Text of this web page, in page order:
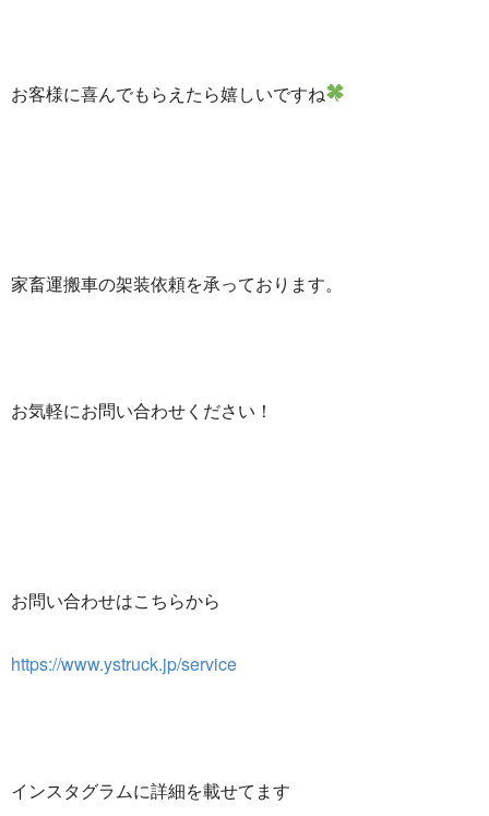
お客様に喜んでもらえたら嬉しいですね
家畜運搬車の架装依頼を承っております。
お気軽にお問い合わせください！
お問い合わせはこちらから
https://www.ystruck.jp/service
インスタグラムに詳細を載せてます